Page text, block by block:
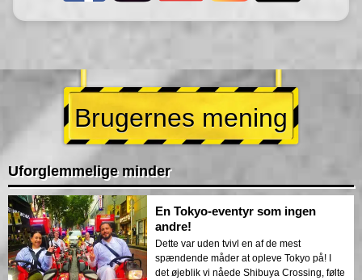
Brugernes mening
Uforglemmelige minder
En Tokyo-eventyr som ingen
andre!
Dette var uden tvivl en af de mest
spændende måder at opleve Tokyo på! I
det øjeblik vi nåede Shibuya Crossing, følte